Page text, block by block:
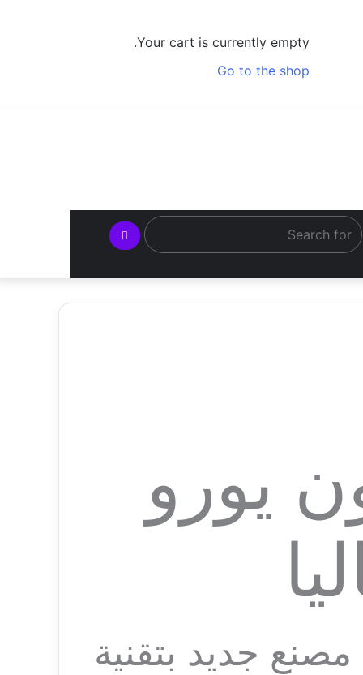
your
shopping
Your cart is currently empty.
Go to the shop
Article
Search
50 مليون يورو
جديد بتقنية